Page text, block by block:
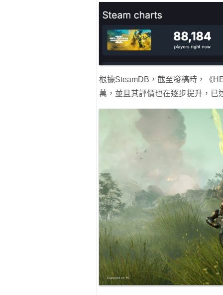
根據SteamDB，截至發稿時，《
萬，並且其評價也在逐步提升，已